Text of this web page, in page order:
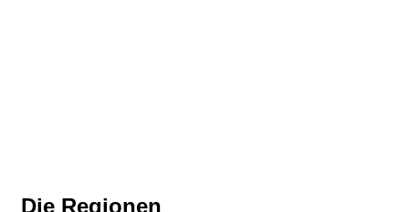
Die Regionen